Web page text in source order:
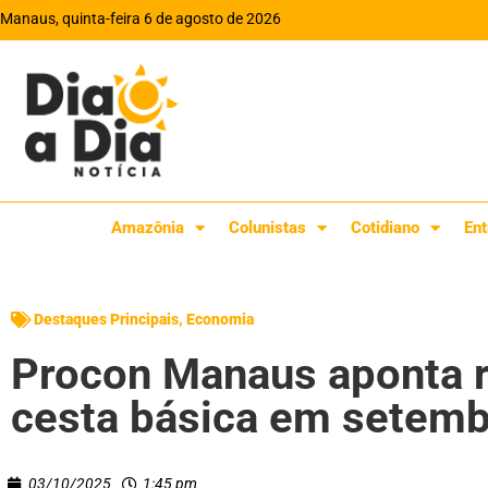
Manaus, quinta-feira 6 de agosto de 2026
Amazônia Colunistas Cotidiano
Destaques Principais, Economia
Procon Manaus aponta
cesta básica em
03/10/2025 1:45 pm